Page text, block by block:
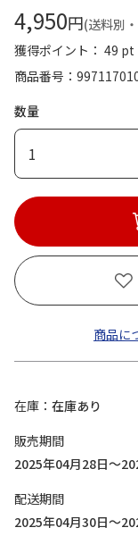
4,950円(送料別
獲得ポイント： 49 pt
商品番号
数量
1
商品に
在庫
在庫あり
販売期間
2025年04月28日～
配送期間
2025年04月30日～